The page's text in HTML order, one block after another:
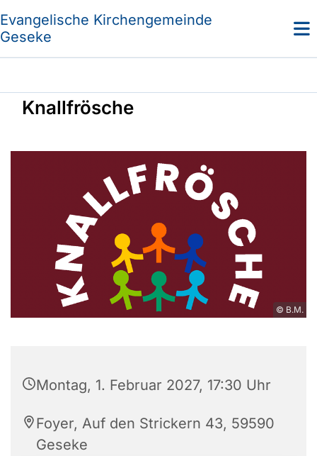
Evangelische Kirchengemeinde
Geseke
Knallfrösche
© B.M.
Montag, 1. Februar 2027, 17:30 Uhr
Foyer, Auf den Strickern 43, 59590
Geseke